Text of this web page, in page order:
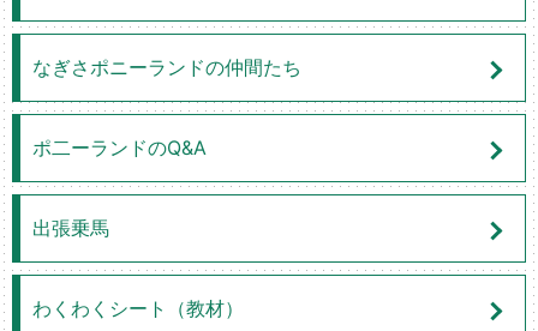
なぎさポニーランドの仲間たち
ポ二ーランドのQ&A
出張乗馬
わくわくシート（教材）